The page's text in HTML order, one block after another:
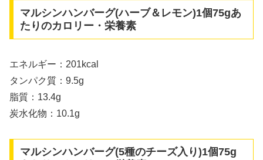
マルシンハンバーグ(ハーブ＆レモン)1個75gあ
たりのカロリー・栄養素
エネルギー：201kcal
タンパク質：9.5g
脂質：13.4g
炭水化物：10.1g
マルシンハンバーグ(5種のチーズ入り)1個75g